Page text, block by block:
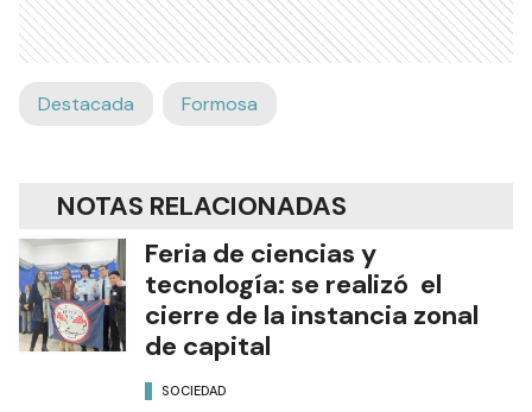
Destacada Formosa
NOTAS RELACIONADAS
Feria de ciencias y
tecnología: se realizó el
cierre de la instancia zonal
de capital
SOCIEDAD